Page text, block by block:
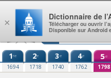
Aller au contenu
1re
1694
2e
1718
3e
1740
4e
1762
5e
1798
×
Dictionnaire de
Télécharger ou ouvrir
Disponible sur Android